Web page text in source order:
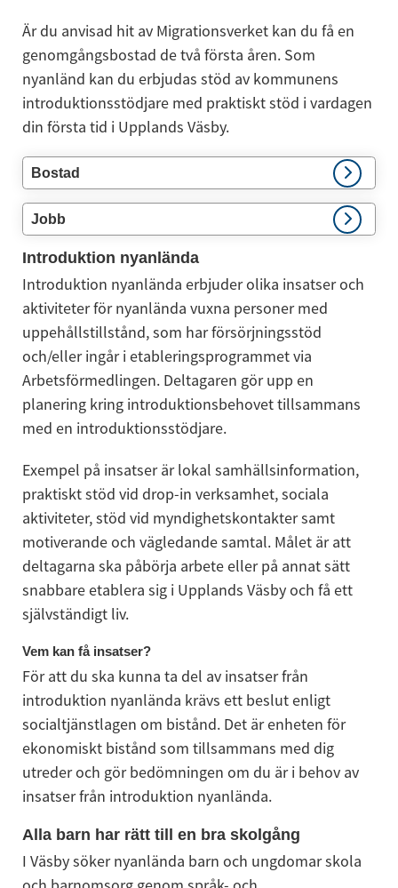
Är du anvisad hit av Migrationsverket kan du få en
genomgångsbostad de två första åren. Som
nyanländ kan du erbjudas stöd av kommunens
introduktionsstödjare med praktiskt stöd i vardagen
din första tid i Upplands Väsby.
Bostad
Jobb
Introduktion nyanlända
Introduktion nyanlända erbjuder olika insatser och
aktiviteter för nyanlända vuxna personer med
uppehållstillstånd, som har försörjningsstöd
och/eller ingår i etableringsprogrammet via
Arbetsförmedlingen. Deltagaren gör upp en
planering kring introduktionsbehovet tillsammans
med en introduktionsstödjare.
Exempel på insatser är lokal samhällsinformation,
praktiskt stöd vid drop-in verksamhet, sociala
aktiviteter, stöd vid myndighetskontakter samt
motiverande och vägledande samtal. Målet är att
deltagarna ska påbörja arbete eller på annat sätt
snabbare etablera sig i Upplands Väsby och få ett
självständigt liv.
Vem kan få insatser?
För att du ska kunna ta del av insatser från
introduktion nyanlända krävs ett beslut enligt
socialtjänstlagen om bistånd. Det är enheten för
ekonomiskt bistånd som tillsammans med dig
utreder och gör bedömningen om du är i behov av
insatser från introduktion nyanlända.
Alla barn har rätt till en bra skolgång
I Väsby söker nyanlända barn och ungdomar skola